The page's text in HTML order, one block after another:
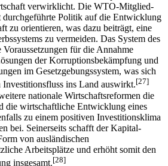
da sich die Handelspolitik in den
verwirklicht. Die WTO-Mitglied­
Politik auf die Entwicklung
zu orientieren, was dazu beiträgt, eine
zu vermeiden. Das System des
für die Annahme
der Korruptionsbekämpfung und
im Gesetzgebungssystem, was sich
ins Land auswirkt.[27]
nationale Wirtschaftsreformen die
die wirtschaftliche Entwicklung eines
zu einem positiven Investitionsklima
bei. Seinerseits schafft der Kapital­
von ausländischen
Arbeitsplätze und erhöht somit den